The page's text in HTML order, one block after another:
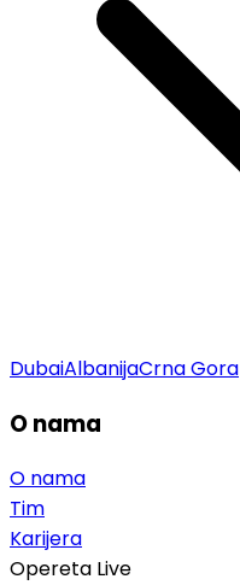
DubaiAlbanijaCrna Gora
O nama
O nama
Tim
Karijera
Opereta Live